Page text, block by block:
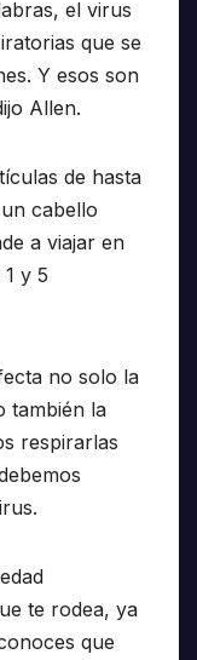
el virus
que se
Y esos son
Allen.
de hasta
cabello
a viajar en
y 5
no solo la
también la
respirarlas
te rodea, ya
que